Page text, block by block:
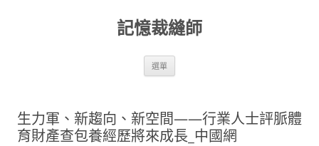
記憶裁縫師
選單
生力軍、新趨向、新空間——行業人士評脈體
育財產查包養經歷將來成長_中國網